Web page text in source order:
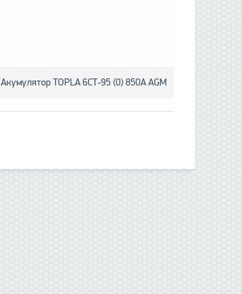
Акумулятор TOPLA 6СТ-95 (0) 850А AGM